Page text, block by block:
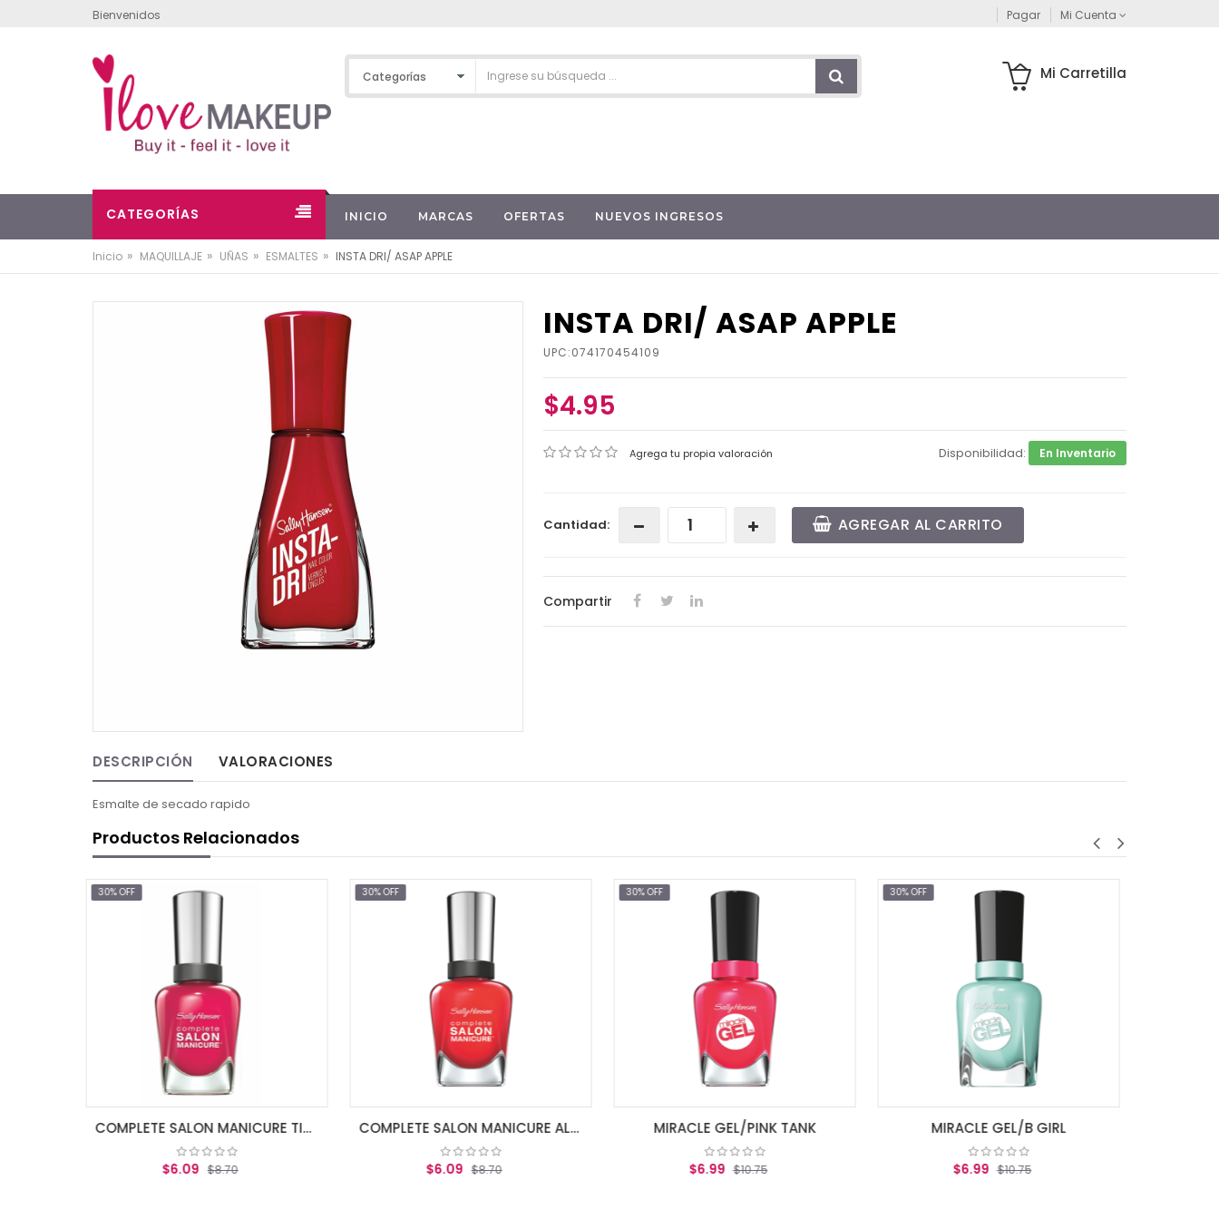
Bienvenidos Pagar Mi Cuenta
Mi Carretilla
CATEGORÍAS INICIO MARCAS OFERTAS NUEVOS INGRESOS
Inicio » MAQUILLAJE » UÑAS » ESMALTES » INSTA DRI/ ASAP APPLE
INSTA DRI/ ASAP APPLE
UPC:074170454109
$4.95
Agrega tu propia valoración Disponibilidad: En Inventario
Cantidad: AGREGAR AL CARRITO
Compartir
DESCRIPCIÓN VALORACIONES
Esmalte de secado rapido
Productos Relacionados
COMPLETE SALON MANICURE TICKLE ME PIN
30% OFF
COMPLETE SALON MANICURE ALL FIRED UP
$6.09
30% OFF
MIRACLE GEL/PINK TANK
$6.99
30% OFF
MIRACLE GEL/B GIRL
$6.99
30% OFF MIRACLE GEL/REDGY
AGREGAR AL CARRITO